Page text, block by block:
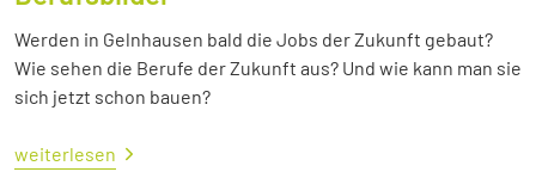
Werden in Gelnhausen bald die Jobs der Zukunft gebaut?
Wie sehen die Berufe der Zukunft aus? Und wie kann man sie
sich jetzt schon bauen?
weiterlesen